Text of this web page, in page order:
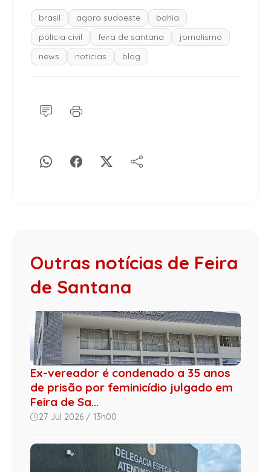
brasil agora sudoeste
bahia
polícia civil
feira de santana
jornalismo
news
notícias blog
Outras notícias de Feira
de Santana
Ex-vereador é condenado a 35 anos
de prisão por feminicídio julgado em
Feira de Sa...
27 Jul 2026 / 13h00